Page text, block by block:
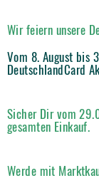
Wir feiern unsere
Vom 8. August bis
DeutschlandCard
Sicher Dir vom
gesamten Einkauf.
Werde mit